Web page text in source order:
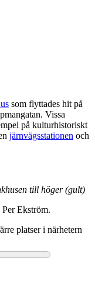
som flyttades hit på
Vissa
på kulturhistoriskt
järnvägsstationen och
till höger (gult)
Ekström.
platser i närhetern